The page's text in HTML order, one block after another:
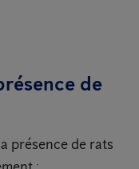
de
présence de rats